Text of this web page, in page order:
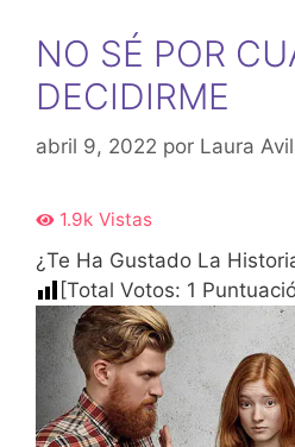
NO SÉ POR
DECIDIRME
abril 9, 2022 por Laura
1.9k Vistas
¿Te Ha Gustado La
[Total Votos: 1